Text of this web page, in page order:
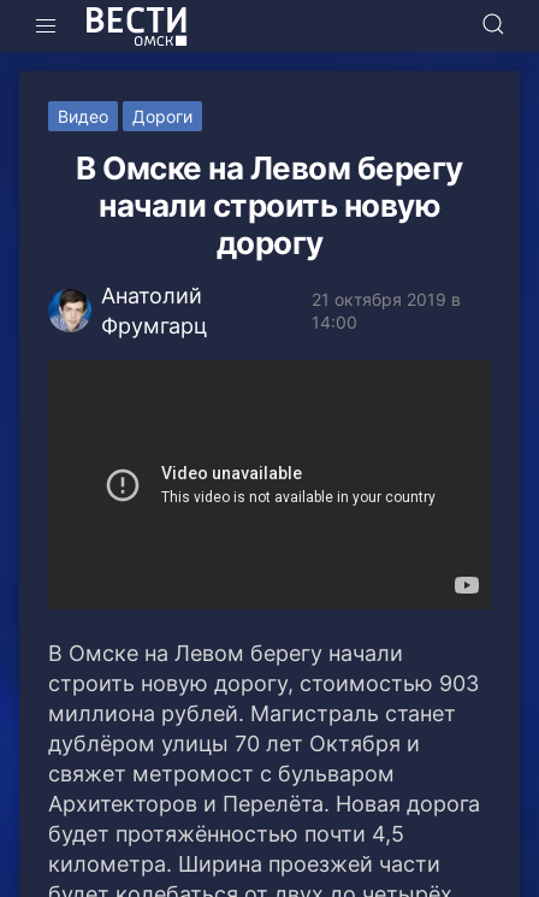
Видео Дороги
В Омске на Левом берегу
начали строить новую
дорогу
Анатолий
Фрумгарц
21 октября 2019 в
14:00
В Омске на Левом берегу начали
строить новую дорогу, стоимостью 903
миллиона рублей. Магистраль станет
дублёром улицы 70 лет Октября и
свяжет метромост с бульваром
Архитекторов и Перелёта. Новая дорога
будет протяжённостью почти 4,5
километра. Ширина проезжей части